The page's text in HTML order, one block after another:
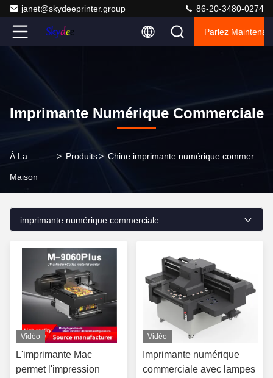
janet@skydeeprinter.group 86-20-3480-0274
Parlez
Imprimante Numérique Commerciale
À La
Maison
> Produits> Chine imprimante numérique commerciale
imprimante numérique commerciale
Vidéo
L'imprimante Mac
permet l'impression
Vidéo
Imprimante numérique
commerciale avec lampes